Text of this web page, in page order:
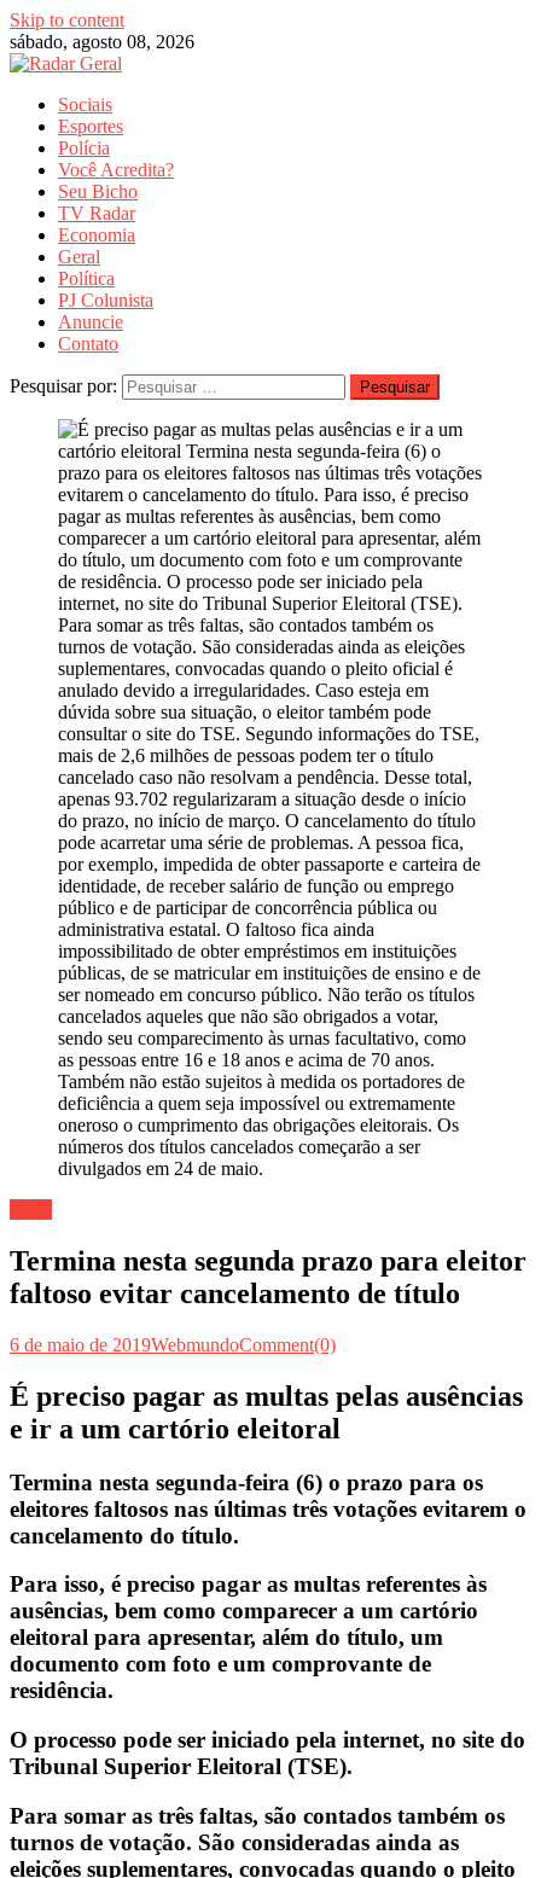
Skip to content
sábado, agosto 08, 2026
Sociais
Esportes
Polícia
Você Acredita?
Seu Bicho
TV Radar
Economia
Geral
Política
PJ Colunista
Anuncie
Contato
Pesquisar por:
Termina nesta segunda prazo para eleitor
faltoso evitar cancelamento de título
6 de maio de 2019WebmundoComment(0)
É preciso pagar as multas pelas ausências
e ir a um cartório eleitoral
Termina nesta segunda-feira (6) o prazo para os
eleitores faltosos nas últimas três votações evitarem o
cancelamento do título.
Para isso, é preciso pagar as multas referentes às
ausências, bem como comparecer a um cartório
eleitoral para apresentar, além do título, um
documento com foto e um comprovante de
residência.
O processo pode ser iniciado pela internet, no site do
Tribunal Superior Eleitoral (TSE).
Para somar as três faltas, são contados também os
turnos de votação. São consideradas ainda as
eleições suplementares, convocadas quando o pleito